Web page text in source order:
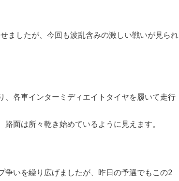
ましたが、今回も波乱含みの激しい戦いが見られ
、各車インターミディエイトタイヤを履いて走行
面は所々乾き始めているように見えます。
争いを繰り広げましたが、昨日の予選でもこの2